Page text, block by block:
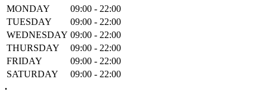
MONDAY
09:00 - 22:00
TUESDAY
09:00 - 22:00
WEDNESDAY 09:00 - 22:00
THURSDAY
09:00 - 22:00
FRIDAY
09:00 - 22:00
SATURDAY
09:00 - 22:00
.